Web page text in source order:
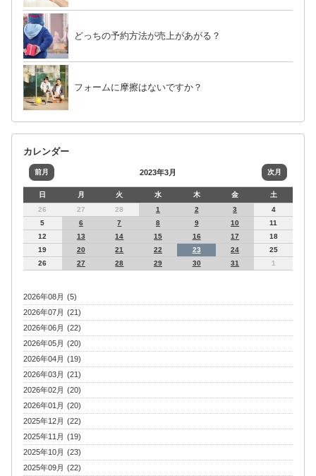
どっちの予約方法が売上があがる？
フォームに摩擦はないですか？
カレンダー
前月 2023年3月 次月
日 月 火 水 木 金
土
26
27 28 1 2 3
4
5
6 7 8 9 10
11
12
13 14 15 16 17
18
19
20 21 22 23 24
25
26
27 28 29 30 31 1
2026年08月 (5)
2026年07月 (21)
2026年06月 (22)
2026年05月 (20)
2026年04月 (19)
2026年03月 (21)
2026年02月 (20)
2026年01月 (20)
2025年12月 (22)
2025年11月 (19)
2025年10月 (23)
2025年09月 (22)